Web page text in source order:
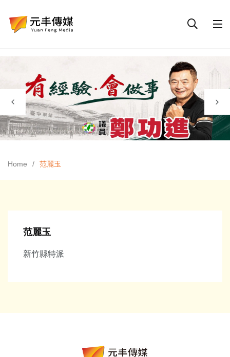
Home 范麗玉
范麗玉
新竹縣特派